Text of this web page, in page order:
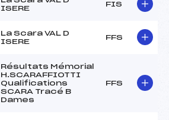
ISERE
FIS
La Scara VAL D
ISERE
FFS
Résultats Mémorial
H.SCARAFFIOTTI
Qualifications
SCARA Tracé B
Dames
FFS